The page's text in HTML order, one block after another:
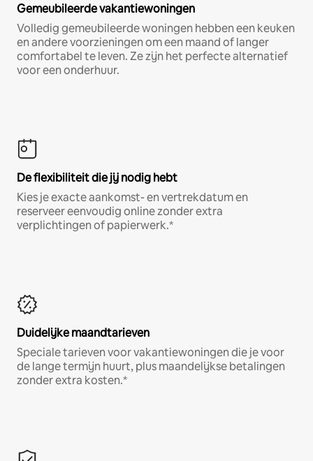
Gemeubileerde vakantiewoningen
Volledig gemeubileerde woningen hebben een keuken
en andere voorzieningen om een maand of langer
comfortabel te leven. Ze zijn het perfecte alternatief
voor een onderhuur.
De flexibiliteit die jij nodig hebt
Kies je exacte aankomst- en vertrekdatum en
reserveer eenvoudig online zonder extra
verplichtingen of papierwerk.*
Duidelijke maandtarieven
Speciale tarieven voor vakantiewoningen die je voor
de lange termijn huurt, plus maandelijkse betalingen
zonder extra kosten.*